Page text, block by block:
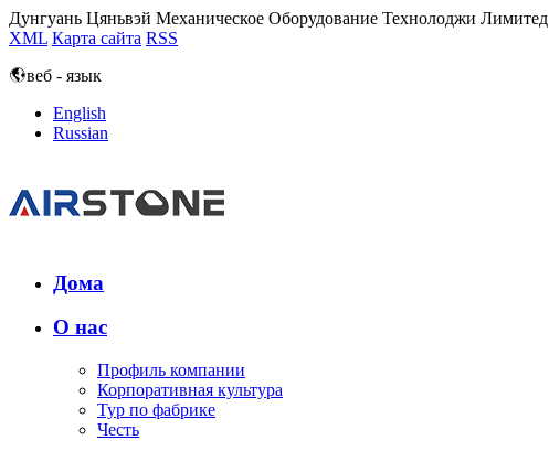
Дунгуань Цяньвэй Механическое Оборудование Технолоджи Лимитед
XML Карта сайта RSS
веб - язык
English
Russian
Дома
О нас
Профиль компании
Корпоративная культура
Тур по фабрике
Честь